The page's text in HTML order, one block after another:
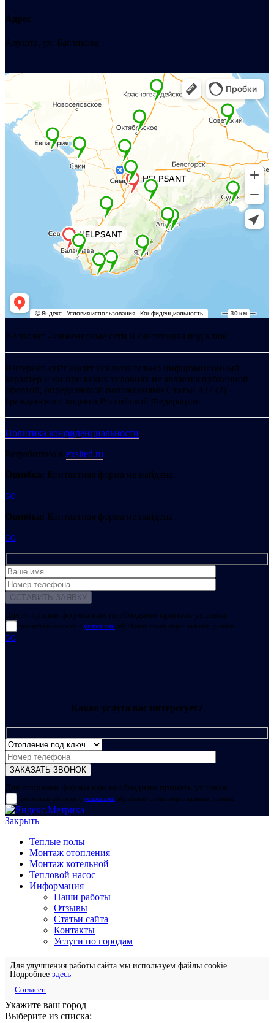
Адрес
Алушта, ул. Багликова
Хелпсант - инженерные сети и сантехника под ключ
Интернет-сайт носит исключительно информационный
характер и ни при каких условиях не является публичной
офертой, определяемой положениями Статьи 437 (2)
Гражданского кодекса Российской Федерации.
Политика конфиденциальности
Разработано в exsited.ru
Ошибка: Контактная форма не найдена.
GO
Ошибка: Контактная форма не найдена.
GO
Для отправки формы вам необходимо принять условия:
прочитал и согласен с условиями обработки своих персональных данных
GO
Какая услуга вас интересует?
Для отправки формы вам необходимо принять условия:
прочитал и согласен с условиями обработки своих персональных данных
Закрыть
Теплые полы
Монтаж отопления
Монтаж котельной
Тепловой насос
Информация
Наши работы
Отзывы
Статьи сайта
Контакты
Услуги по городам
Для улучшения работы сайта мы используем файлы cookie.
Подробнее здесь
Согласен
Укажите ваш город
Выберите из списка: